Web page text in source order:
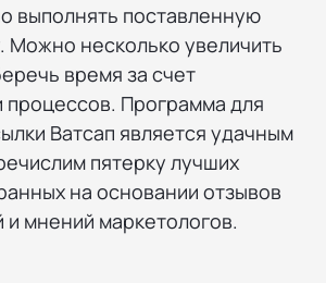
выполнять поставленную
Можно несколько увеличить
время за счет
процессов. Программа для
Ватсап является удачным
пятерку лучших
на основании отзывов
и мнений маркетологов.